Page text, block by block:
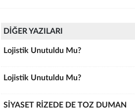
DİĞER YAZILARI
Lojistik Unutuldu Mu?
Lojistik Unutuldu Mu?
SİYASET RİZEDE DE TOZ DUMAN